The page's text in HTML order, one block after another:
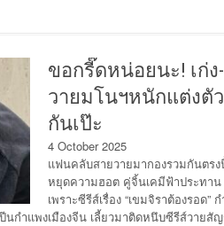
ขอกรี๊ดหน่อยนะ! เก่ง
วายมโนฯหนักแต่งตั
กันเป๊ะ
4 October 2025
แฟนคลับสายวายมากองรวมกันตร
หยุดความฮอต คู่จิ้นเคมีฟ้าประทาน “
เพราะซีรีส์เรื่อง “เขมจิราต้องรอด”
กำแพงเมืองจีน เลี้ยวมาติดหนึบซีรีส์วายสั